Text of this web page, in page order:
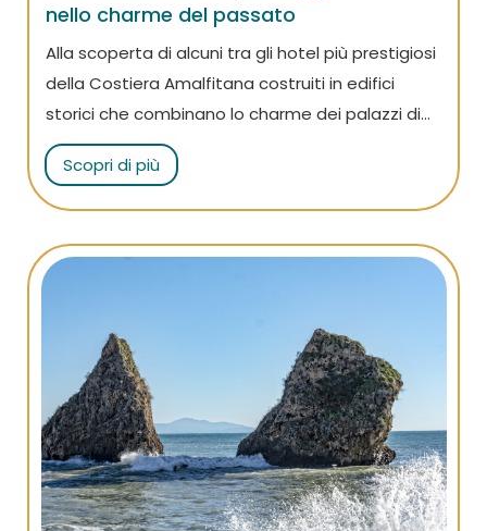
nello charme del passato
Alla scoperta di alcuni tra gli hotel più prestigiosi
della Costiera Amalfitana costruiti in edifici
storici che combinano lo charme dei palazzi di
un tempo con il massimo del comfort dei migliori
hotel.
Scopri di più